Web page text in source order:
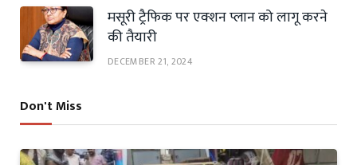
मसूरी ट्रैफिक पर एक्शन प्लान को लागू करने
की तैयारी
DECEMBER 21, 2024
Don't Miss